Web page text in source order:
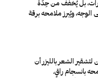
بل يُخفّف من حِدّة
ويُبرز ملامحه برقة
الشعر بالليزر أن
بانسجام راقٍ.